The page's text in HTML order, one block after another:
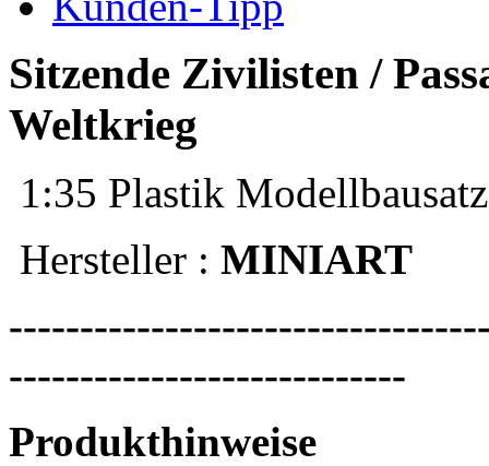
Sitzende Zivilisten /
Weltkrieg
1:35 Plastik
Hersteller : MINIART
----------------------------
Produkthinweise